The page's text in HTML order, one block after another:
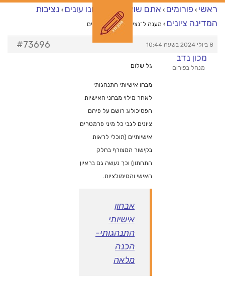
ראשי › פורומים › אתם שואלים – אנחנו עונים › נציבות
המדינה ציונים › מענה ל־נציבות המדינה ציונים
8 ביולי 2024 בשעה 10:44
#73696
מכון נדב
מנהל בפורום גל שלום
מבחן אישיותי התנהגותי
לאחר מילוי מבחני האישיות
הפסיכולוג רושם על פיהם
ציונים לגבי כל מיני פרמטרים
אישיותיים (תוכלי לראות
בקישור המצורף בחלק
התחתון) וכך נעשה גם בראיון
האישי והסימולציות.
אבחון
אישיותי
התנהגותי-
הכנה
מלאה